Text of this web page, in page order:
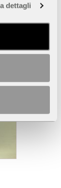
dettagli